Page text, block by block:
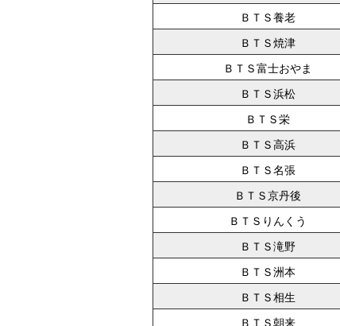
ＢＴＳ養老
ＢＴＳ焼津
ＢＴＳ富士おやま
ＢＴＳ浜松
ＢＴＳ栄
ＢＴＳ高浜
ＢＴＳ名張
ＢＴＳ京丹後
ＢＴＳりんくう
ＢＴＳ滝野
ＢＴＳ洲本
ＢＴＳ相生
ＢＴＳ朝来